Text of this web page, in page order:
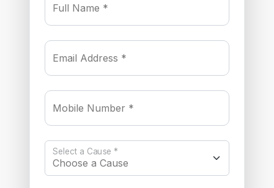
Full Name *
Email Address *
Mobile Number *
Select a Cause *